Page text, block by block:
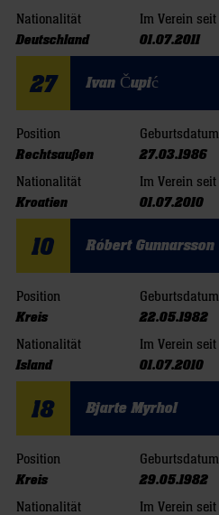
Nationalität
Deutschland
Im Verein seit
01.07.2011
27 Ivan Čupić
Position
Rechtsaußen
Geburtsdatum
27.03.1986
Nationalität
Kroatien
Im Verein seit
01.07.2010
10 Róbert Gunnarsson
Position
Kreis
Geburtsdatum
22.05.1982
Nationalität
Island
Im Verein seit
01.07.2010
18 Bjarte Myrhol
Position
Kreis
Geburtsdatum
29.05.1982
Nationalität
Im Verein seit